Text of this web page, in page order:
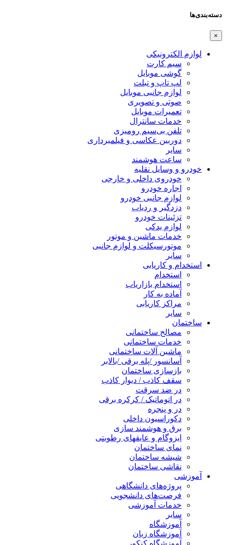
دسته‌بندی‌ها
×
لوازم الکترونیکی
سیم کارت
گوشی موبایل
لپ تاپ و تبلت
لوازم جانبی موبایل
صوتی و تصویری
تعمیرات موبایل
خدمات سانترال
تلفن بی‌سیم رومیزی
دوربین عکاسی و فیلمبرداری
سایر
ساعت هوشمند
خودرو و وسایل نقلیه
خودروی داخلی و خارجی
اجاره خودرو
لوازم جانبی خودرو
دزدگیر و ردیاب
تزئینات خودرو
لوازم یدکی
خدمات ماشین و موتور
موتورسیکلت و لوازم جانبی
سایر
استخدام و کاریابی
استخدام
استخدام بازاریاب
آماده به کار
مراکز کاریابی
سایر
ساختمان
مصالح ساختمانی
خدمات ساختمانی
ماشین آلات ساختمانی
آسانسور /پله برقی /بالابر
بازسازی ساختمان
سقف کاذب / دیوار کاذب
در ضد سرقت
در اتوماتیک / کرکره برقی
در و پنجره
دکوراسیون داخلی
برق و هوشمند سازی
ایزوگام و عایقهای رطوبتی
نمای ساختمان
شیشه ساختمان
نقاشی ساختمان
آموزشی
پروژه‌های دانشگاهی
فرصت‌های دانشجویی
خدمات آموزشی
سایر
آموزشگاه
آموزشگاه زبان